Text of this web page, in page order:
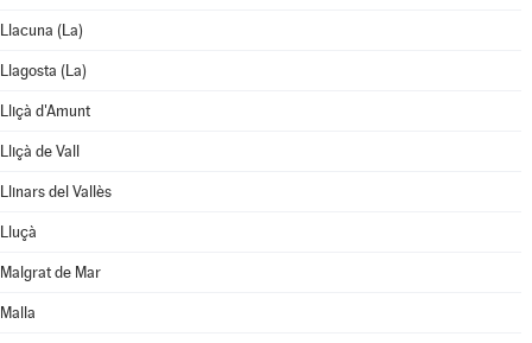
Llacuna (La)
Llagosta (La)
Lliçà d'Amunt
Lliçà de Vall
Llinars del Vallès
Lluçà
Malgrat de Mar
Malla